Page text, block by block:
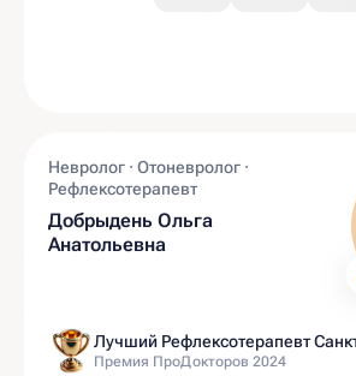
Невролог · Отоневролог ·
Рефлексотерапевт
Добрыдень Ольга
Анатольевна
Лучший Рефлексотерапевт
Премия ПроДокторов 2024